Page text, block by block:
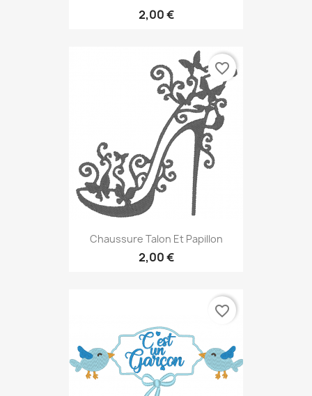
2,00 €
Chaussure Talon Et Papillon
2,00 €
favorite_border
favorite_border